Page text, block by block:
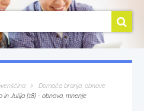
Domača branja, obnove
in Julija [18] - obnova, mnenje